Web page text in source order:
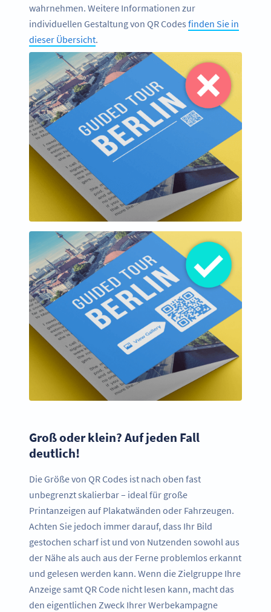
wahrnehmen. Weitere Informationen zur
individuellen Gestaltung von QR Codes finden Sie in
dieser Übersicht.
Groß oder klein? Auf jeden Fall
deutlich!
Die Größe von QR Codes ist nach oben fast
unbegrenzt skalierbar – ideal für große
Printanzeigen auf Plakatwänden oder Fahrzeugen.
Achten Sie jedoch immer darauf, dass Ihr Bild
gestochen scharf ist und von Nutzenden sowohl aus
der Nähe als auch aus der Ferne problemlos erkannt
und gelesen werden kann. Wenn die Zielgruppe Ihre
Anzeige samt QR Code nicht lesen kann, macht das
den eigentlichen Zweck Ihrer Werbekampagne